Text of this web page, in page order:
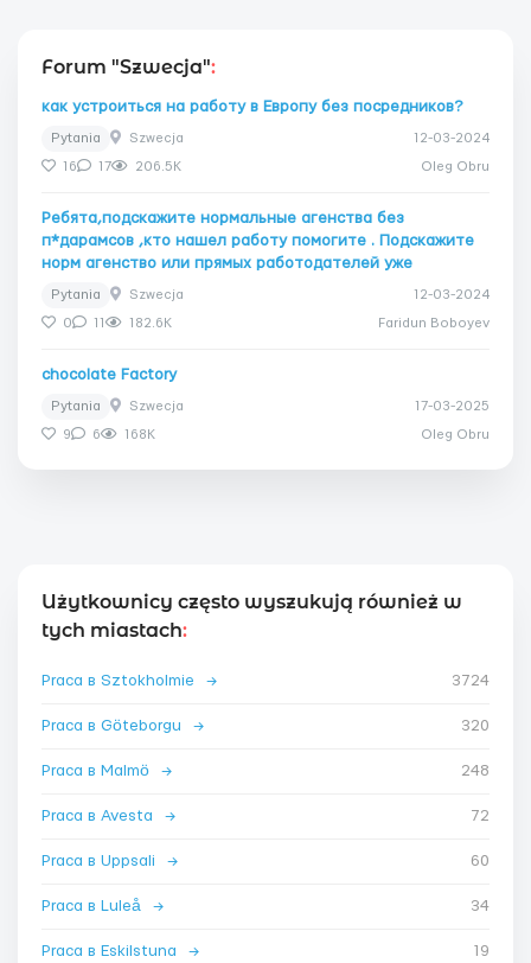
Forum "Szwecja":
как устроиться на работу в Европу без посредников?
Pytania Szwecja 12-03-2024
16 17 206.5K Oleg Obru
Ребята,подскажите нормальные агенства без
п*дарамсов ,кто нашел работу помогите . Подскажите
норм агенство или прямых работодателей уже
Pytania Szwecja 12-03-2024
0 11 182.6K Faridun Boboyev
chocolate Factory
Pytania Szwecja 17-03-2025
9 6 168K Oleg Obru
Użytkownicy często wyszukują również w
tych miastach:
Praca в Sztokholmie → 3724
Praca в Göteborgu → 320
Praca в Malmö → 248
Praca в Avesta → 72
Praca в Uppsali → 60
Praca в Luleå → 34
Praca в Eskilstuna → 19